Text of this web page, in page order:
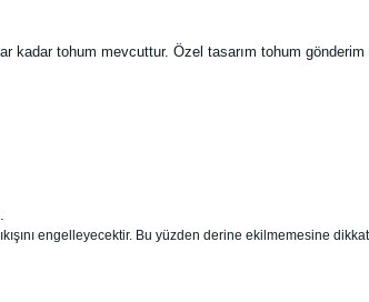
kadar tohum mevcuttur. Özel tasarım tohum gönderim
engelleyecektir. Bu yüzden derine ekilmemesine